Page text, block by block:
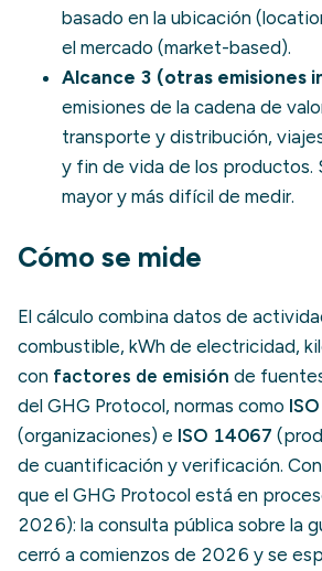
basado en la ubicación
el mercado (market-based).
Alcance 3 (otras emisiones
emisiones de la cadena de
transporte y distribución,
y fin de vida de los productos.
mayor y más difícil de medir.
Cómo se mide
El cálculo combina datos de
combustible, kWh de electricidad,
con factores de emisión de
del GHG Protocol, normas como
(organizaciones) e ISO 14067
de cuantificación y verificación.
que el GHG Protocol está en
2026): la consulta pública sobre la
cerró a comienzos de 2026 y se